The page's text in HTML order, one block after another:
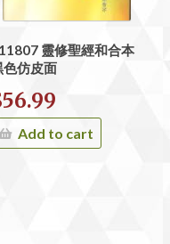
靈修聖經和合本
色仿皮面
56.99
Add to cart